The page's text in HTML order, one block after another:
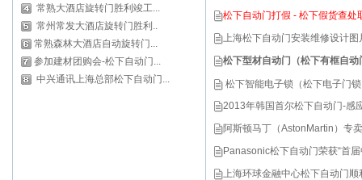
常熟大酒店旋转门胜利竣工...
常州常发大酒店旋转门胜利..
常熟森林大酒店自动旋转门...
参加建材团购会-松下自动门...
中兴通讯上海总部松下自动门...
松下自动门打假 - 松下假货查处
上海松下自动门安装维修设计
松下型材自动门（松下有框自
松下智能电子锁（松下电子门
2013年韩国首尔松下自动门-感
阿斯顿马丁（AstonMartin）专
Panasonic松下自动门荣获“首
上海环球金融中心松下自动门顺